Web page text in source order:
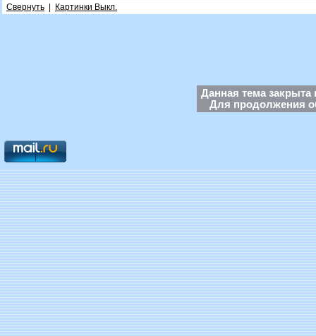
Свернуть Картинки Выкл.
Данная тема закрыта
Для продолжения